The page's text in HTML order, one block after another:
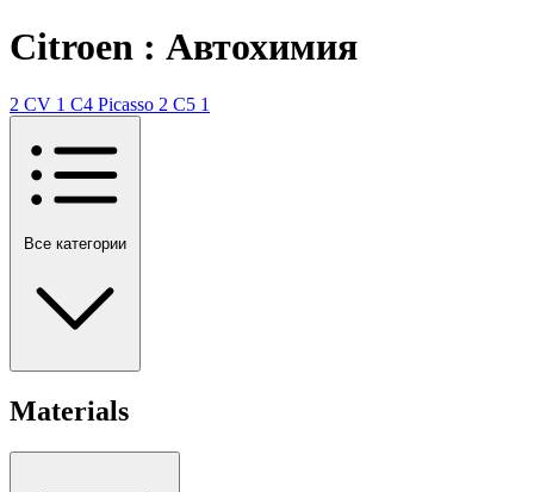
Citroen : Автохимия
2 CV 1 C4 Picasso 2 C5 1
Все категории
Materials